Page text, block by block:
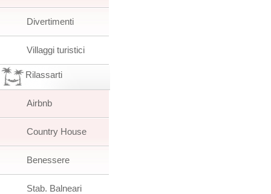
Divertimenti
Villaggi turistici
Rilassarti
Airbnb
Country House
Benessere
Stab. Balneari